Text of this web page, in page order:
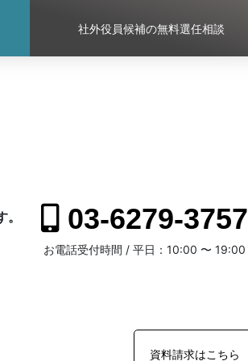
社外役員候補の無料選任相談
03-6279-3757
お電話受付時間 / 平日：10:00 〜 19:00
資料請求はこちら